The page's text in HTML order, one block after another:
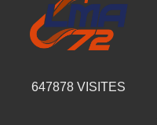
647878 VISITES